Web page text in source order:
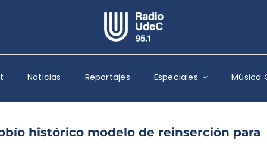
Escuchar Radio UdeC en vivo
Quiénes Somos
Programación
Podcast
Noticias Reportajes Especiales Música
histórico modelo de reinserción para